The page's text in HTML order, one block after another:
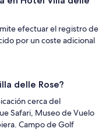
efectuar el registro de
por un coste adicional
delle Rose?
cerca del
Safari, Museo de Vuelo
Campo de Golf